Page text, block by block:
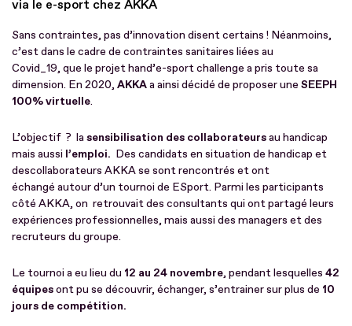
via le e-sport chez AKKA
Sans contraintes, pas d’innovation disent certains ! Néanmoins,
c’est dans le cadre de contraintes sanitaires liées au
Covid_19, que le projet hand’e-sport challenge a pris toute sa
dimension. En 2020, AKKAa ainsi décidé de proposer une SEEPH
100% virtuelle.
L’objectif ? lasensibilisation des collaborateursau handicap
mais aussi l’emploi. Des candidats en situation de handicap et
descollaborateurs AKKA se sont rencontrés et ont
échangé autour d’un tournoi de ESport. Parmi les participants
côté AKKA, on retrouvait des consultants qui ont partagé leurs
expériences professionnelles, mais aussi des managers et des
recruteurs du groupe.
Le tournoi a eu lieu du 12 au 24 novembre, pendant lesquelles 42
équipesont pu se découvrir, échanger, s’entrainer sur plus de 10
jours de compétition.